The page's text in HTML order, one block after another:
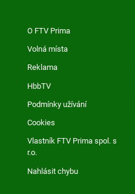
O FTV Prima
Volná místa
Reklama
HbbTV
Podmínky užívání
Cookies
Vlastník FTV Prima spol. s
r.o.
Nahlásit chybu